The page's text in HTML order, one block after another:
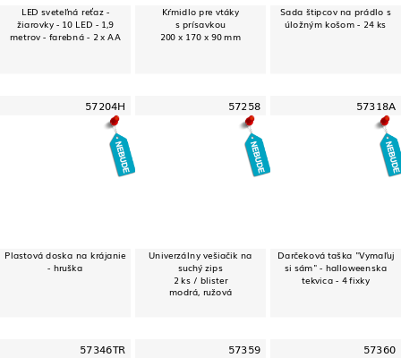
LED sveteľná reťaz -
žiarovky - 10 LED - 1,9
metrov - farebná - 2 x AA
Kŕmidlo pre vtáky
s prísavkou
200 x 170 x 90 mm
Sada štipcov na prádlo s
úložným košom - 24 ks
57204H
Plastová doska na krájanie
- hruška
57258
Univerzálny vešiačik na
suchý zips
2 ks / blister
modrá, ružová
57318A
Darčeková taška "Vymaľuj
si sám" - halloweenska
tekvica - 4 fixky
57346TR 57359 57360